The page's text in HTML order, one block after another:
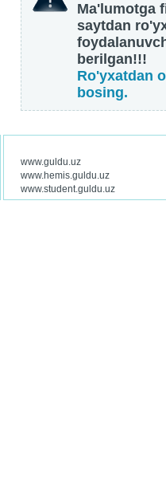
Ma'lumotga
saytdan
berilgan!!!
Ro'yxatdan
bosing.
www.guldu.uz
www.hemis.guldu.uz
www.student.guldu.uz